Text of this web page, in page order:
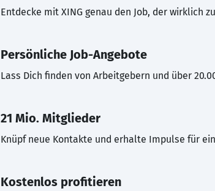
Entdecke mit XING genau den Job, der wirklich
Persönliche Job-Angebote
Lass Dich finden von Arbeitgebern und über
21 Mio. Mitglieder
Knüpf neue Kontakte und erhalte Impulse für
Kostenlos profitieren